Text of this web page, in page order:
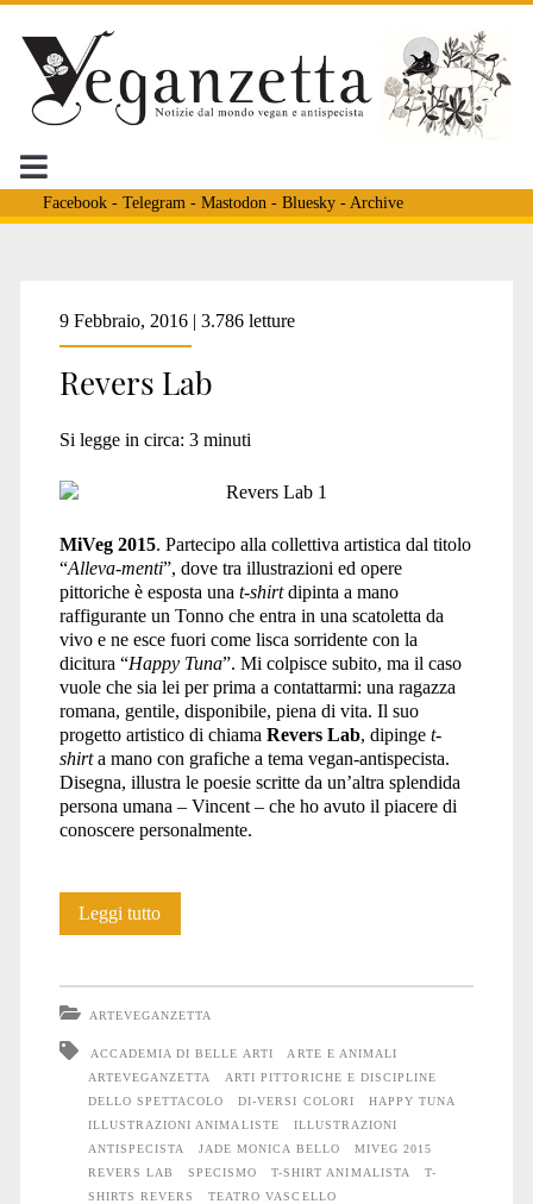
Facebook- Telegram - Mastodon - Bluesky- Archive
Tag:
<span>teatro
vascello</span>
9 Febbraio, 2016 | 3.786 letture
Revers Lab
Si legge in circa: 3 minuti
MiVeg 2015. Partecipo alla collettiva artistica dal titolo
“Alleva-menti”, dove tra illustrazioni ed opere
pittoriche è esposta una t-shirtdipinta a mano
raffigurante un Tonno che entra in una scatoletta da
vivo e ne esce fuori come lisca sorridente con la
dicitura “Happy Tuna”. Mi colpisce subito, ma il caso
vuole che sia lei per prima a contattarmi: una ragazza
romana, gentile, disponibile, piena di vita. Il suo
progetto artistico di chiama Revers Lab, dipinge t-
shirta mano con grafiche a tema vegan-antispecista.
Disegna, illustra le poesie scritte da un’altra splendida
persona umana – Vincent – che ho avuto il piacere di
conoscere personalmente.
Leggi tuttoRevers
ARTEVEGANZETTA
ACCADEMIA DI BELLE ARTI
ARTE E ANIMALI
ARTEVEGANZETTA
ARTI PITTORICHE E DISCIPLINE
DELLO SPETTACOLO
DI-VERSI COLORI
HAPPY TUNA
ILLUSTRAZIONI ANIMALISTE
ILLUSTRAZIONI
ANTISPECISTA
JADE MONICA BELLO
MIVEG 2015
REVERS LAB
SPECISMO T-SHIRT ANIMALISTA
T-
SHIRTS REVERS
TEATRO VASCELLO